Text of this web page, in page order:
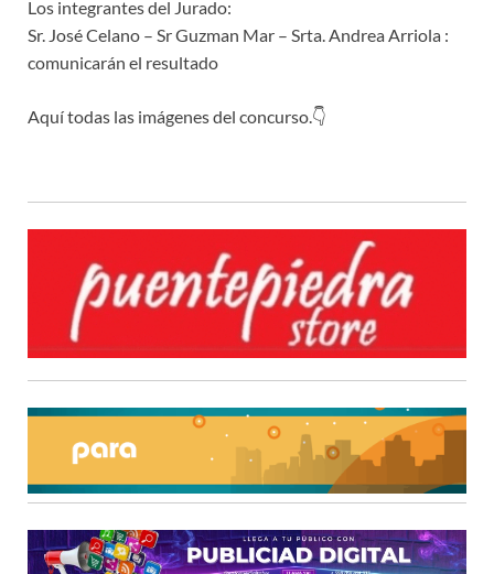
Los integrantes del Jurado:
Sr. José Celano – Sr Guzman Mar – Srta. Andrea Arriola :
comunicarán el resultado
Aquí todas las imágenes del concurso.👇